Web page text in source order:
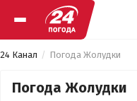
24 Канал Погода Жолудки
Погода Жолудки